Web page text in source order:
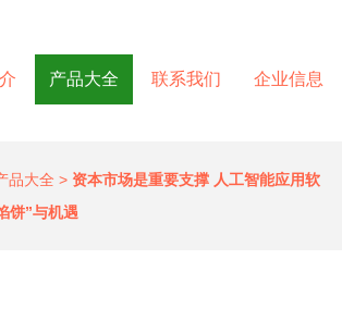
产品大全 联系我们 企业信息
品大全 > 资本市场是重要支撑 人工智能应用软
饼”与机遇